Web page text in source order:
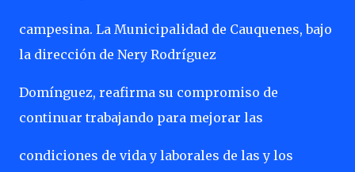
campesina. La Municipalidad de Cauquenes, bajo
la dirección de Nery Rodríguez
Domínguez, reafirma su compromiso de
continuar trabajando para mejorar las
condiciones de vida y laborales de las y los